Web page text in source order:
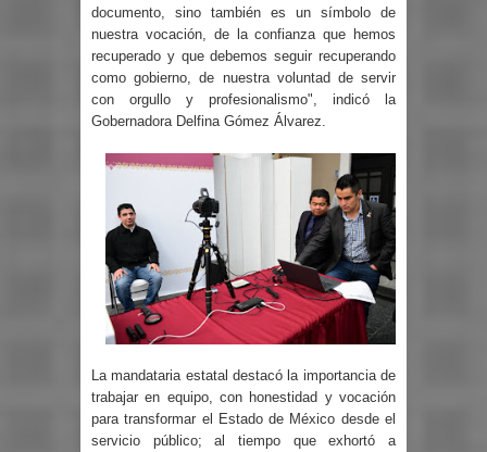
documento, sino también es un símbolo de
nuestra vocación, de la confianza que hemos
recuperado y que debemos seguir recuperando
como gobierno, de nuestra voluntad de servir
con orgullo y profesionalismo", indicó la
Gobernadora Delfina Gómez Álvarez.
La mandataria estatal destacó la importancia de
trabajar en equipo, con honestidad y vocación
para transformar el Estado de México desde el
servicio público; al tiempo que exhortó a